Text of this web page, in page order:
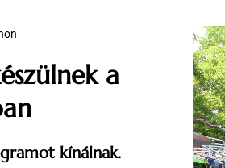
a
kínálnak.